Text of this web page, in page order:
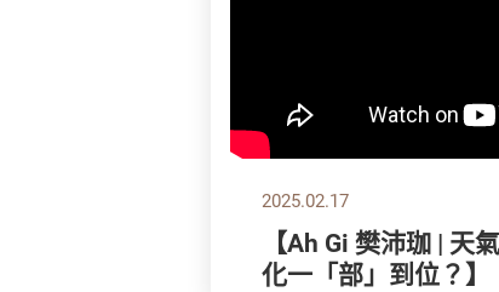
2025.02.17
【Ah Gi 樊沛珈 | 天
化一「部」到位？】